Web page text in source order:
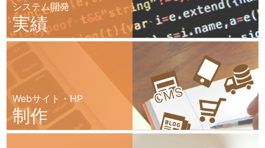
システム開発
実績
Webサイト・HP
制作